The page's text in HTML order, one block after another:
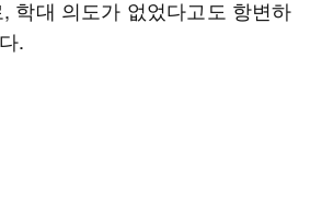
학대 의도가 없었다고도 항변하
.